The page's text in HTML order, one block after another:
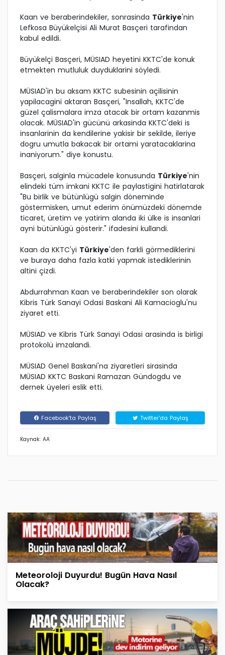
Kaan ve beraberindekiler, sonrasinda Türkiye'nin
Lefkosa Büyükelçisi Ali Murat Basçeri tarafindan
kabul edildi.
Büyükelçi Basçeri, MÜSIAD heyetini KKTC'de konuk
etmekten mutluluk duyduklarini söyledi.
MÜSIAD'in bu aksam KKTC subesinin açilisinin
yapilacagini aktaran Basçeri, "Insallah, KKTC'de
güzel çalismalara imza atacak bir ortam kazanmis
olacak. MÜSIAD'in gücünü arkasinda KKTC'deki is
insanlarinin da kendilerine yakisir bir sekilde, ileriye
dogru umutla bakacak bir ortami yaratacaklarina
inaniyorum." diye konustu.
Basçeri, salginla mücadele konusunda Türkiye'nin
elindeki tüm imkani KKTC ile paylastigini hatirlatarak
"Bu birlik ve bütünlügü salgin döneminde
göstermisken, umut ederim önümüzdeki dönemde
ticaret, üretim ve yatirim alanda iki ülke is insanlari
ayni bütünlügü gösterir." ifadesini kullandi.
Kaan da KKTC'yi Türkiye'den farkli görmediklerini
ve buraya daha fazla katki yapmak istediklerinin
altini çizdi.
Abdurrahman Kaan ve beraberindekiler son olarak
Kibris Türk Sanayi Odasi Baskani Ali Kamacioglu'nu
ziyaret etti.
MÜSIAD ve Kibris Türk Sanayi Odasi arasinda is birligi
protokolü imzalandi.
MÜSIAD Genel Baskani'na ziyaretleri sirasinda
MÜSIAD KKTC Baskani Ramazan Gündogdu ve
dernek üyeleri eslik etti.
Facebook'ta Paylaş Twitter'da Paylaş
Kaynak: AA
Meteoroloji Duyurdu! Bugün Hava Nasıl
Olacak?